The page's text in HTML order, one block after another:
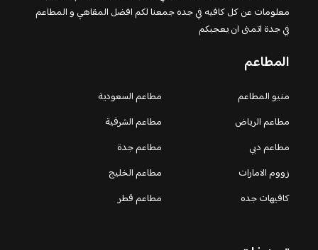
معلومات عن كل كافيه في جده جمعنا لكم افضل المقاهي و المطاعم
في جدة اتمنى ان يعجبكم
المطاعم
منيو المطاعم
مطاعم السعودية
مطاعم الرياض
مطاعم الشرقية
مطاعم دبي
مطاعم جدة
زووم الامارات
مطاعم الخليج
كافيهات جده
مطاعم قطر